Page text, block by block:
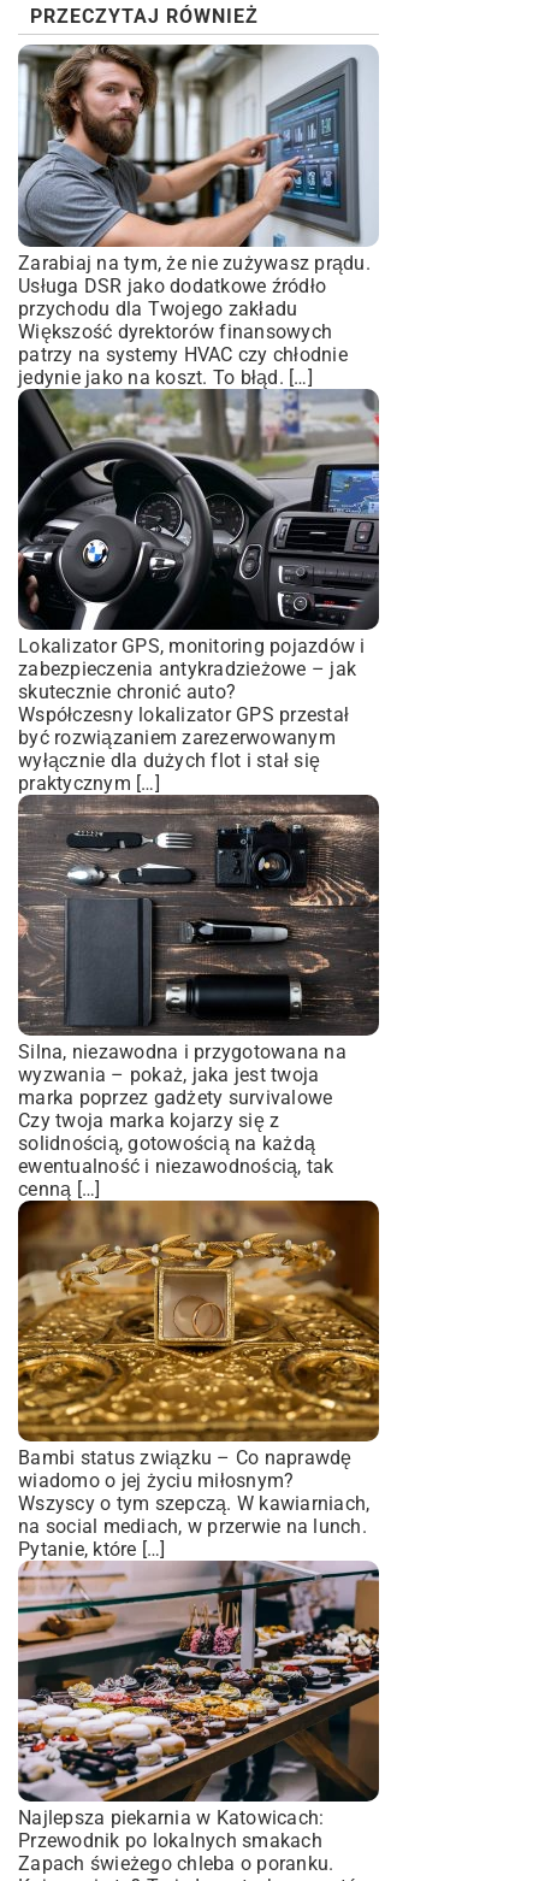
PRZECZYTAJ RÓWNIEŻ
Zarabiaj na tym, że nie zużywasz prądu.
Usługa DSR jako dodatkowe źródło
przychodu dla Twojego zakładu
Większość dyrektorów finansowych
patrzy na systemy HVAC czy chłodnie
jedynie jako na koszt. To błąd. […]
Lokalizator GPS, monitoring pojazdów i
zabezpieczenia antykradzieżowe – jak
skutecznie chronić auto?
Współczesny lokalizator GPS przestał
być rozwiązaniem zarezerwowanym
wyłącznie dla dużych flot i stał się
praktycznym […]
Silna, niezawodna i przygotowana na
wyzwania – pokaż, jaka jest twoja
marka poprzez gadżety survivalowe
Czy twoja marka kojarzy się z
solidnością, gotowością na każdą
ewentualność i niezawodnością, tak
cenną […]
Bambi status związku – Co naprawdę
wiadomo o jej życiu miłosnym?
Wszyscy o tym szepczą. W kawiarniach,
na social mediach, w przerwie na lunch.
Pytanie, które […]
Najlepsza piekarnia w Katowicach:
Przewodnik po lokalnych smakach
Zapach świeżego chleba o poranku.